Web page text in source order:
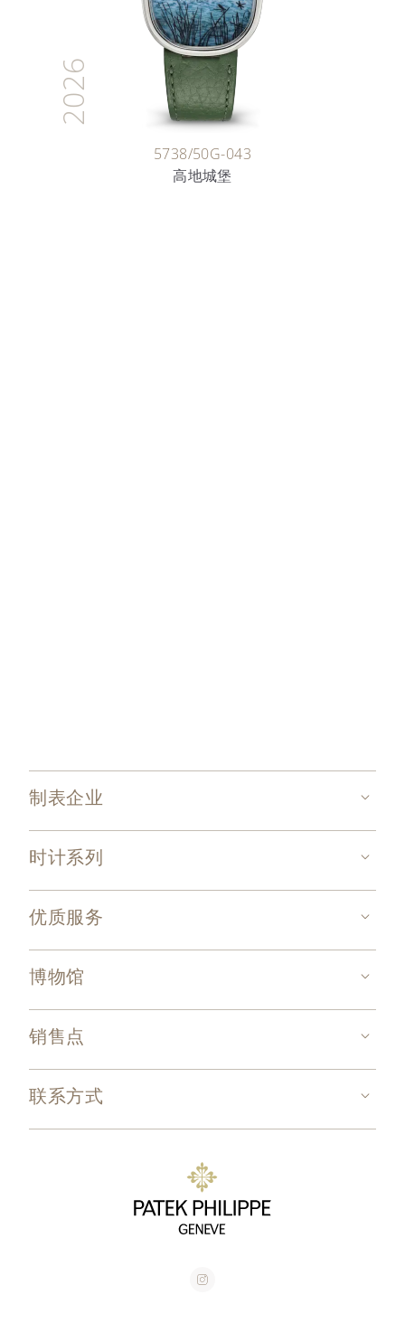
2026
5738/50G-043
高地城堡
制表企业
时计系列
优质服务
博物馆
销售点
联系方式